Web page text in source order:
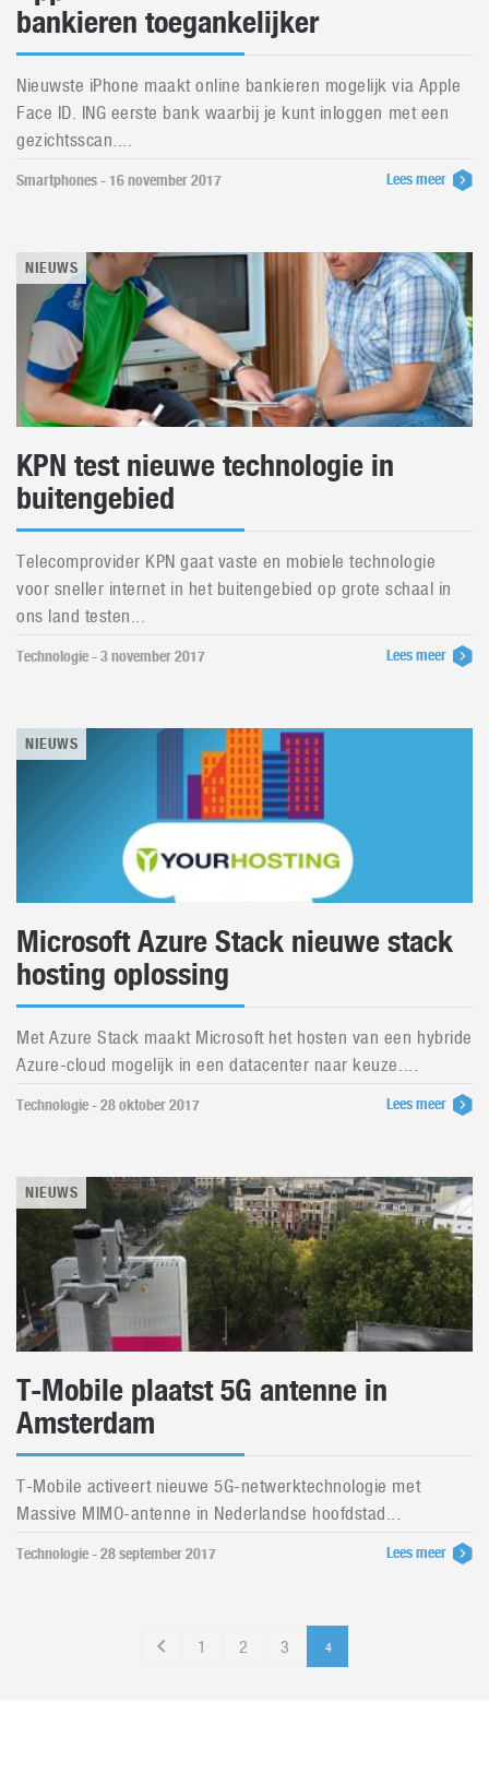
bankieren toegankelijker
Nieuwste iPhone maakt online bankieren mogelijk via Apple
Face ID. ING eerste bank waarbij je kunt inloggen met een
gezichtsscan....
Smartphones - 16 november 2017 Lees meer
NIEUWS
KPN test nieuwe technologie in
buitengebied
Telecomprovider KPN gaat vaste en mobiele technologie
voor sneller internet in het buitengebied op grote schaal in
ons land testen...
Technologie - 3 november 2017 Lees meer
NIEUWS
Microsoft Azure Stack nieuwe stack
hosting oplossing
Met Azure Stack maakt Microsoft het hosten van een hybride
Azure-cloud mogelijk in een datacenter naar keuze....
Technologie - 28 oktober 2017 Lees meer
NIEUWS
T-Mobile plaatst 5G antenne in
Amsterdam
T-Mobile activeert nieuwe 5G-netwerktechnologie met
Massive MIMO-antenne in Nederlandse hoofdstad...
Technologie - 28 september 2017 Lees meer
1 2 3 4